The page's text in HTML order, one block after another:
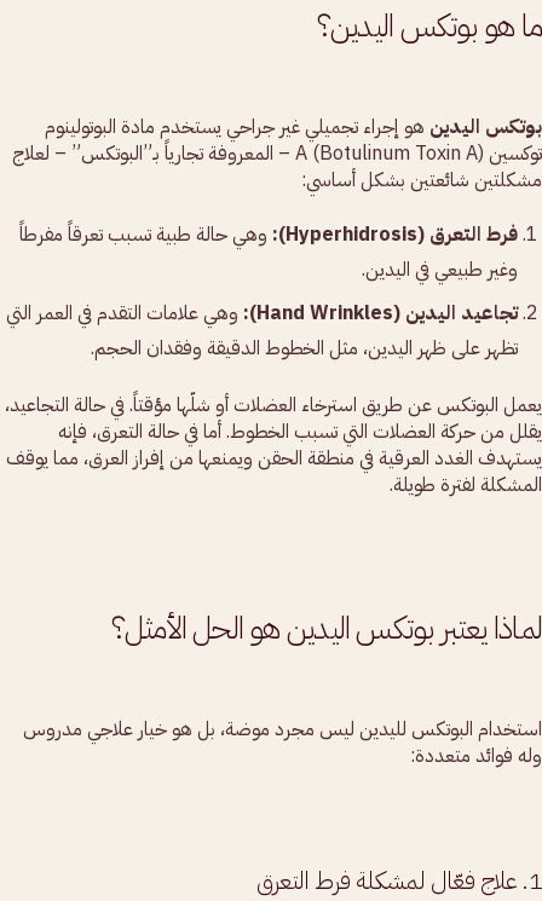
ما هو بوتكس اليدين؟
بوتكس اليدين هو إجراء تجميلي غير جراحي يستخدم مادة البوتولينوم
توكسين A (Botulinum Toxin A) – المعروفة تجارياً بـ”البوتكس” – لعلاج
مشكلتين شائعتين بشكل أساسي:
فرط التعرق (Hyperhidrosis):
وهي حالة طبية تسبب تعرقاً مفرطاً
وغير طبيعي في اليدين.
تجاعيد اليدين (Hand Wrinkles):
وهي علامات التقدم في العمر التي
تظهر على ظهر اليدين، مثل الخطوط الدقيقة وفقدان الحجم.
يعمل البوتكس عن طريق استرخاء العضلات أو شلّها مؤقتاً. في حالة التجاعيد،
يقلل من حركة العضلات التي تسبب الخطوط. أما في حالة التعرق، فإنه
يستهدف الغدد العرقية في منطقة الحقن ويمنعها من إفراز العرق، مما يوقف
المشكلة لفترة طويلة.
لماذا يعتبر بوتكس اليدين هو الحل الأمثل؟
استخدام البوتكس لليدين ليس مجرد موضة، بل هو خيار علاجي مدروس
وله فوائد متعددة:
1. علاج فعّال لمشكلة فرط التعرق